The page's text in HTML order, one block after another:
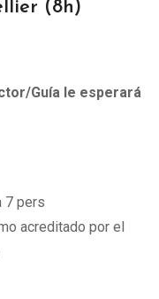
(8h)
Guía le esperará
7 pers
acreditado por el